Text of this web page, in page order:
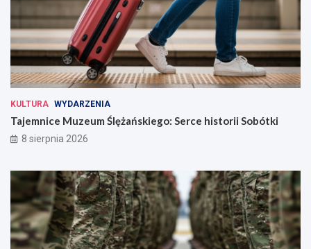
KULTURA WYDARZENIA
Tajemnice Muzeum Ślężańskiego: Serce historii Sobótki
8 sierpnia 2026